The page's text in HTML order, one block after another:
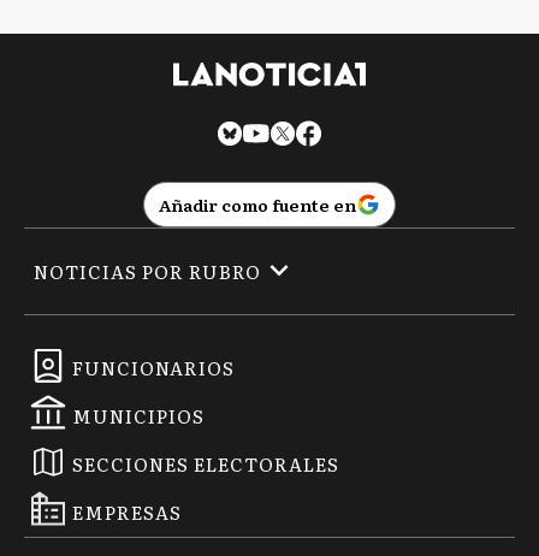
Añadir como fuente en
FUNCIONARIOS
MUNICIPIOS
SECCIONES ELECTORALES
EMPRESAS
NOTICIAS POR RUBRO